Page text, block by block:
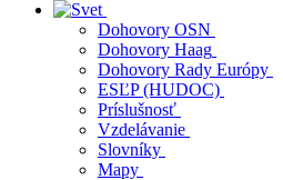
Dohovory OSN
Dohovory Haag
Dohovory Rady Európy
ESĽP (HUDOC)
Príslušnosť
Vzdelávanie
Slovníky
Mapy